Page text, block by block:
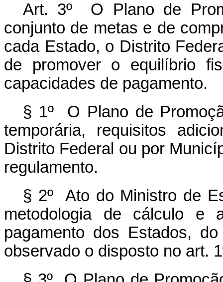
Art. 3º O Plano de
conjunto de metas e de
cada Estado, o Distrito
de promover o equilíbrio
capacidades de pagamento.
§ 1º O Plano de
temporária, requisitos
Distrito Federal ou por
regulamento.
§ 2º Ato do Ministro de
metodologia de cálculo e
pagamento dos Estados,
observado o disposto no art.